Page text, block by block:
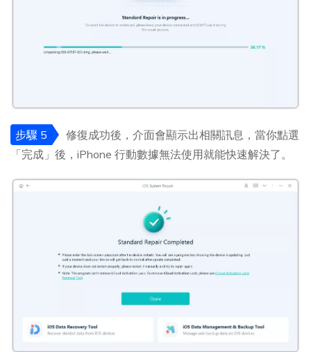
步驟 5
修復成功後，介面會顯示出相關訊息，當你點選
「完成」後，iPhone 行動數據無法使用就能快速解決了。